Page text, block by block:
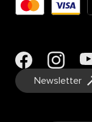
Newsletter